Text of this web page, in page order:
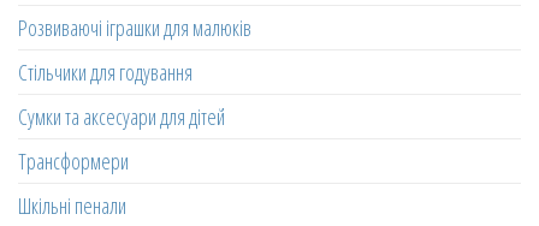
Розвиваючі іграшки для малюків
Стільчики для годування
Сумки та аксесуари для дітей
Трансформери
Шкільні пенали